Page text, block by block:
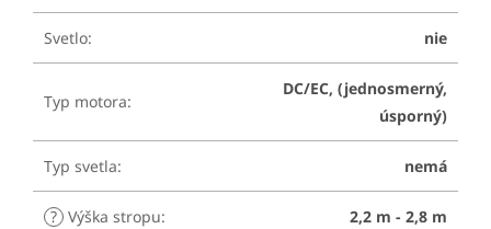
Svetlo: nie
Typ motora:
DC/EC, (jednosmerný,
úsporný)
Typ svetla: nemá
? Výška stropu: 2,2 m - 2,8 m